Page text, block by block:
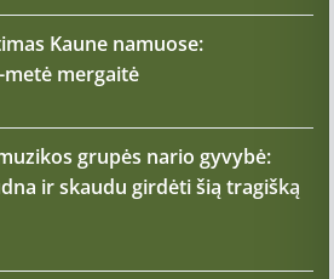
Kaune namuose:
mergaitė
grupės nario gyvybė:
ir skaudu girdėti šią tragišką